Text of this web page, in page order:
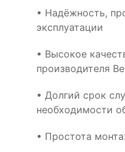
• Надёжность,
эксплуатации
• Высокое
производителя
• Долгий срок
необходимости
• Простота